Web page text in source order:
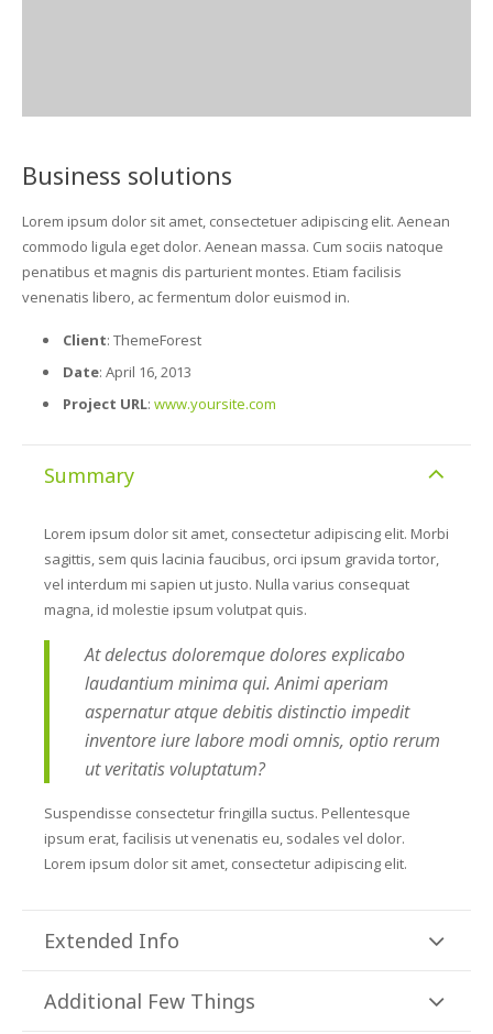
Business solutions
Lorem ipsum dolor sit amet, consectetuer adipiscing elit. Aenean
commodo ligula eget dolor. Aenean massa. Cum sociis natoque
penatibus et magnis dis parturient montes. Etiam facilisis
venenatis libero, ac fermentum dolor euismod in.
Client: ThemeForest
Date: April 16, 2013
Project URL: www.yoursite.com
Summary
Lorem ipsum dolor sit amet, consectetur adipiscing elit. Morbi
sagittis, sem quis lacinia faucibus, orci ipsum gravida tortor,
vel interdum mi sapien ut justo. Nulla varius consequat
magna, id molestie ipsum volutpat quis.
At delectus doloremque dolores explicabo
laudantium minima qui. Animi aperiam
aspernatur atque debitis distinctio impedit
inventore iure labore modi omnis, optio rerum
ut veritatis voluptatum?
Suspendisse consectetur fringilla suctus. Pellentesque
ipsum erat, facilisis ut venenatis eu, sodales vel dolor.
Lorem ipsum dolor sit amet, consectetur adipiscing elit.
Extended Info
Additional Few Things